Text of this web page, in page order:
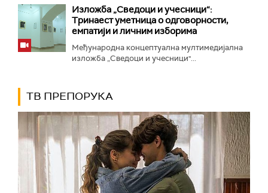
Изложба „Сведоци и учесници“:
Тринаест уметница о одговорности,
емпатији и личним изборима
Међународна концептуална мултимедијална
изложба „Сведоци и учесници"...
ТВ ПРЕПОРУКА